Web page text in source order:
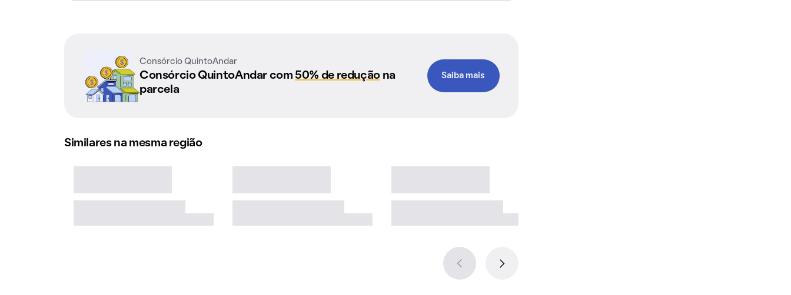
Consórcio QuintoAndar
Consórcio QuintoAndar com 50% de reduçãona
parcela
Saiba mais
Similares na mesma região